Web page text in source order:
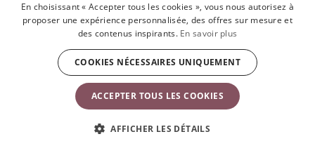
En choisissant « Accepter tous les cookies », vous nous autorisez à
proposer une expérience personnalisée, des offres sur mesure et
des contenus inspirants. En savoir plus
ACCEPTER TOUS LES COOKIES
COOKIES NÉCESSAIRES UNIQUEMENT
AFFICHER LES DÉTAILS